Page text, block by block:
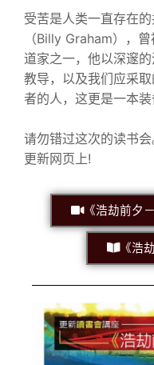
受苦是人类一直存在
（Billy Graham），
道家之一，他以深邃
教导，以及我们应采
者的人，这更是一本装
请勿错过这次的读书会
更新网页上!
《浩劫前夕
《浩